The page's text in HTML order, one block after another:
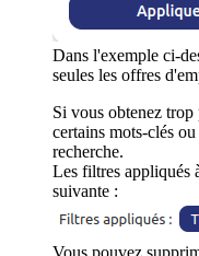
Dans l'exemple ci-
seules les offres
Si vous obtenez
certains mots-clés
recherche.
Les filtres appliqués
suivante :